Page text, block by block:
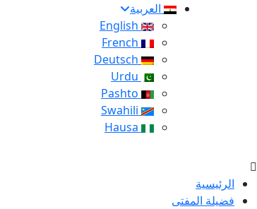
العربية
الرئيسية
فضيلة المفتى